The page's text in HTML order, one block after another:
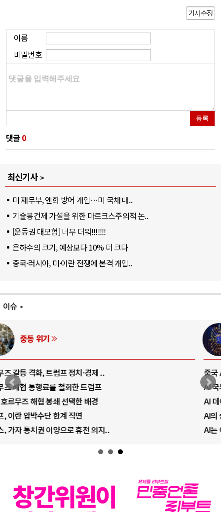
기사수정
이름
비밀번호
등록
댓글 0
최신기사
미 재무부, 엔화 방어 개입…미 국채 대..
기술봉건제 가설을 위한 마르크스주의적 논..
[운동권 대모험] 너무 더워!!!!!!!
은하수의 크기, 예상보다 10% 더 크다
중국·러시아, 미·이란 전쟁에 본격 개입..
이슈
AI와 인간
중국 AI, 저가 공세로 글로벌 토큰 시..
AI 국부펀드 구상 놓고 미국 진보진영 ..
AI 데이터센터 반대 투쟁은 새로운 글로..
AI의 숨은 환경 비용: 데이터센터 확산..
AI는 어떻게 미국 민주주의를 잠식하고 ..